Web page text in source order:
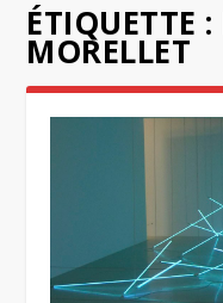
ÉTIQUETTE :
MORELLET